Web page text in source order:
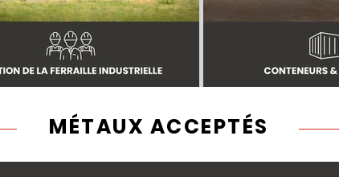
MÉTAUX ACCEPTÉS